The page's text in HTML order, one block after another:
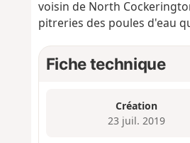
voisin de North
pitreries des poules d'eau
Fiche technique
Création
23 juil. 2019